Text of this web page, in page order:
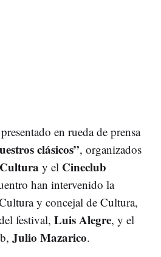
en rueda de prensa
clásicos”, organizados
y el Cineclub
han intervenido la
y concejal de Cultura,
festival, Luis Alegre, y el
Julio Mazarico.